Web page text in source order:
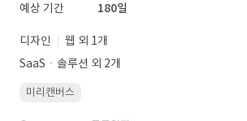
예상 기간
180일
디자인
웹 외 1개
SaaSㆍ솔루션 외 2개
미리캔버스